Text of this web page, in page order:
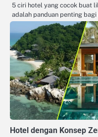
5 ciri hotel yang cocok buat
adalah panduan penting
Hotel dengan Konsep